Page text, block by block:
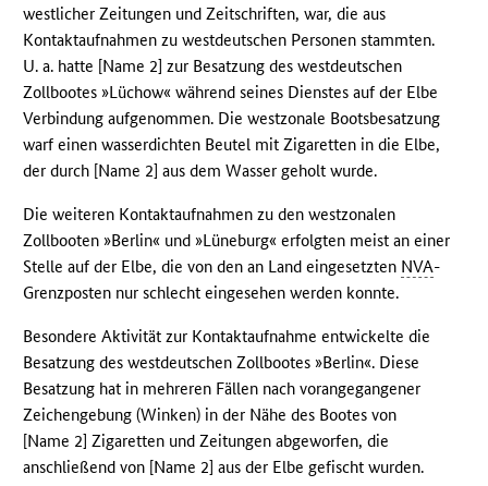
westlicher Zeitungen und Zeitschriften, war, die aus
Kontaktaufnahmen zu westdeutschen Personen stammten.
U. a. hatte [Name 2] zur Besatzung des westdeutschen
Zollbootes »Lüchow« während seines Dienstes auf der Elbe
Verbindung aufgenommen. Die westzonale Bootsbesatzung
warf einen wasserdichten Beutel mit Zigaretten in die Elbe,
der durch [Name 2] aus dem Wasser geholt wurde.
Die weiteren Kontaktaufnahmen zu den westzonalen
Zollbooten »Berlin« und »Lüneburg« erfolgten meist an einer
Stelle auf der Elbe, die von den an Land eingesetzten NVA-
Grenzposten nur schlecht eingesehen werden konnte.
Besondere Aktivität zur Kontaktaufnahme entwickelte die
Besatzung des westdeutschen Zollbootes »Berlin«. Diese
Besatzung hat in mehreren Fällen nach vorangegangener
Zeichengebung (Winken) in der Nähe des Bootes von
[Name 2] Zigaretten und Zeitungen abgeworfen, die
anschließend von [Name 2] aus der Elbe gefischt wurden.